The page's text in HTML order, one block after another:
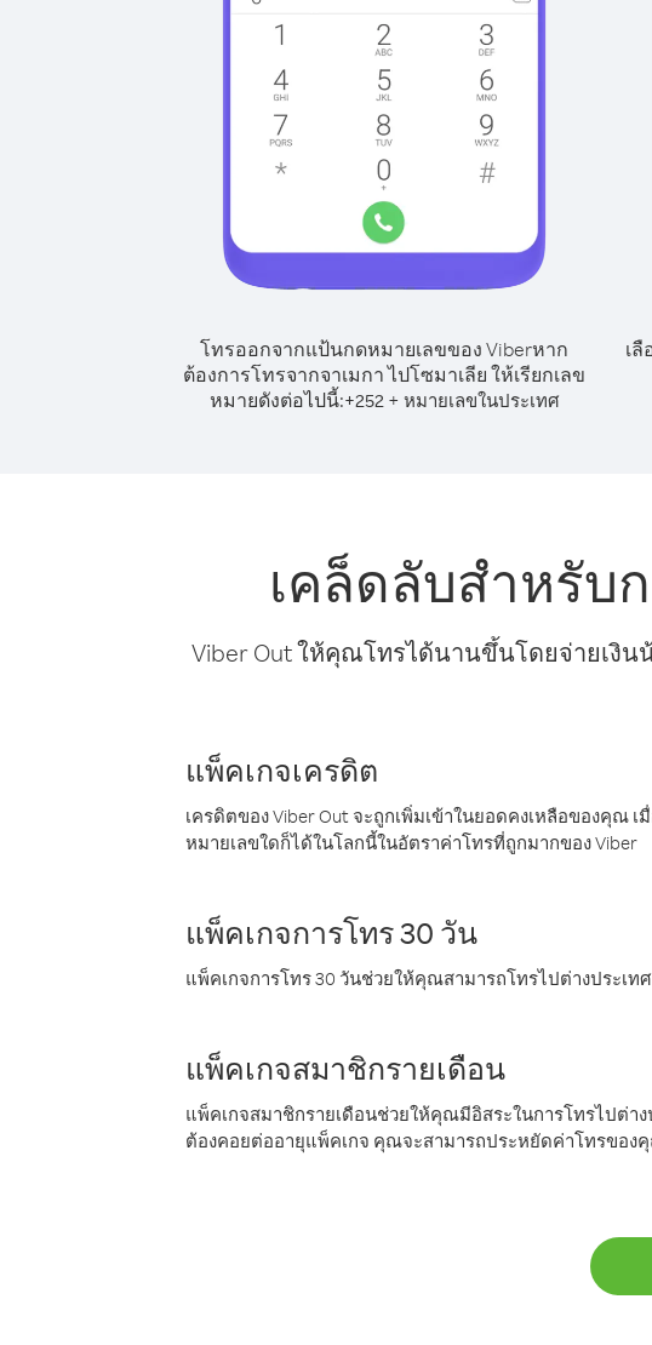
โทรออกจากแป้นกดหมายเลขของ Viberหาก
ต้องการโทรจากจาเมกา ไปโซมาเลีย ให้เรียกเลข
หมายดังต่อไปนี้:+252+ หมายเลขในประเทศ
เ
เคล็ดลับสำหรับ
Viber Out ให้คุณโทรได้นานขึ้นโดยจ่ายเงิ
แพ็คเกจเครดิต
เครดิตของ Viber Out จะถูกเพิ่มเข้าในยอดคงเหลือของคุณ
หมายเลขใดก็ได้ในโลกนี้ในอัตราค่าโทรที่ถูกมากของ Viber
แพ็คเกจการโทร 30 วัน
แพ็คเกจการโทร 30 วันช่วยให้คุณสามารถโทรไปต่างประเ
แพ็คเกจสมาชิกรายเดือน
แพ็คเกจสมาชิกรายเดือนช่วยให้คุณมีอิสระในการโทรไปต่
ต้องคอยต่ออายุแพ็คเกจ คุณจะสามารถประหยัดค่าโทรขอ